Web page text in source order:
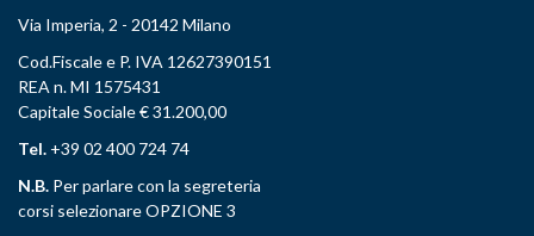
Via Imperia, 2 - 20142 Milano
Cod.Fiscale e P. IVA 12627390151
REA n. MI 1575431
Capitale Sociale € 31.200,00
Tel. +39 02 400 724 74
N.B. Per parlare con la segreteria
corsi selezionare OPZIONE 3